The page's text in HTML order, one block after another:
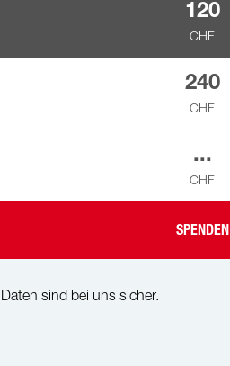
120
CHF
240
CHF
...
CHF
SPENDEN
sind bei uns sicher.